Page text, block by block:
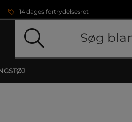
14 dages fortrydelsesret